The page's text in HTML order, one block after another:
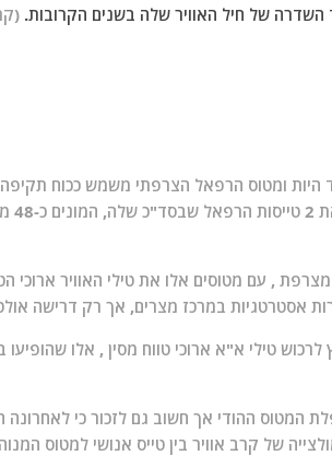
השדרה של חיל האוויר שלה בשנים הקרובות.
ומטוס הרפאל הצרפתי משמש ככוח תקיפה
, עם מטוסים אלו את טילי האוויר
אסטרטגיות במרכז מצרים, אך רק דרישה
טילי א"א ארוכי טווח מסין , אלו שהופיעו
המטוס ההודי אך חשוב גם לזכור כי